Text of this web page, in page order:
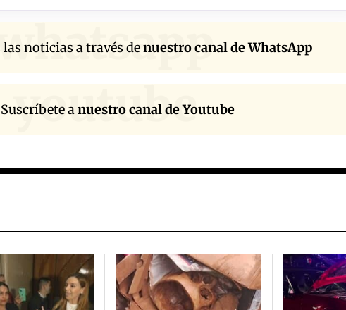
las noticias a través denuestro canal de WhatsApp
youtube
Suscríbete anuestro canal de Youtube